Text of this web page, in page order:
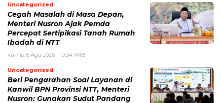
Uncategorized
Cegah Masalah di Masa Depan,
Menteri Nusron Ajak Pemda
Percepat Sertipikasi Tanah Rumah
Ibadah di NTT
Kamis, 6 Agu 2026 - 10:34 WIB
Uncategorized
Beri Pengarahan Soal Layanan di
Kanwil BPN Provinsi NTT, Menteri
Nusron: Gunakan Sudut Pandang